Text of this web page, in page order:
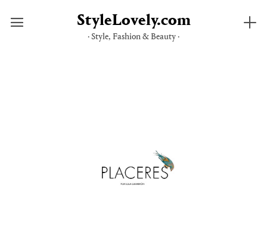
StyleLovely.com
· Style, Fashion & Beauty ·